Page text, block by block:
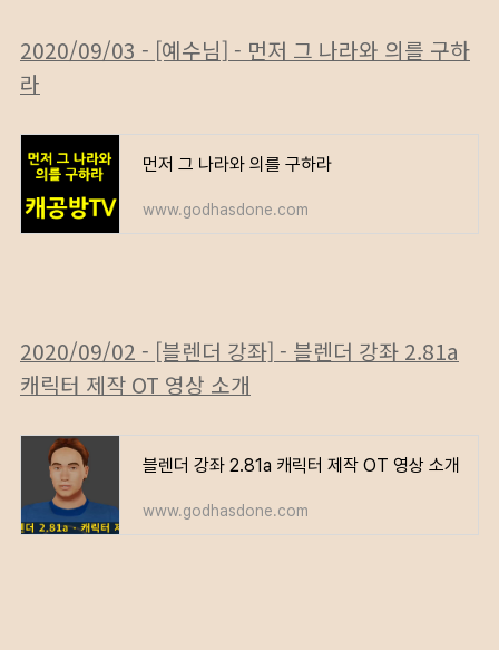
2020/09/03 - [예수님] - 먼저 그 나라와 의를 구하
라
먼저 그 나라와 의를 구하라
www.godhasdone.com
2020/09/02 - [블렌더 강좌] - 블렌더 강좌 2.81a
캐릭터 제작 OT 영상 소개
블렌더 강좌 2.81a 캐릭터 제작 OT 영상 소개
www.godhasdone.com